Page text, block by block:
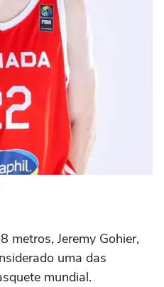
metros, Jeremy Gohier,
uma das
mundial.